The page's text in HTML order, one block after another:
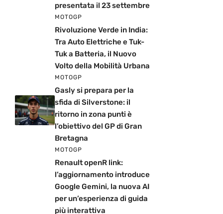
presentata il 23 settembre
MOTOGP
Rivoluzione Verde in India:
Tra Auto Elettriche e Tuk-
Tuk a Batteria, il Nuovo
Volto della Mobilità Urbana
MOTOGP
Gasly si prepara per la
sfida di Silverstone: il
ritorno in zona punti è
l’obiettivo del GP di Gran
Bretagna
MOTOGP
Renault openR link:
l’aggiornamento introduce
Google Gemini, la nuova AI
per un’esperienza di guida
più interattiva